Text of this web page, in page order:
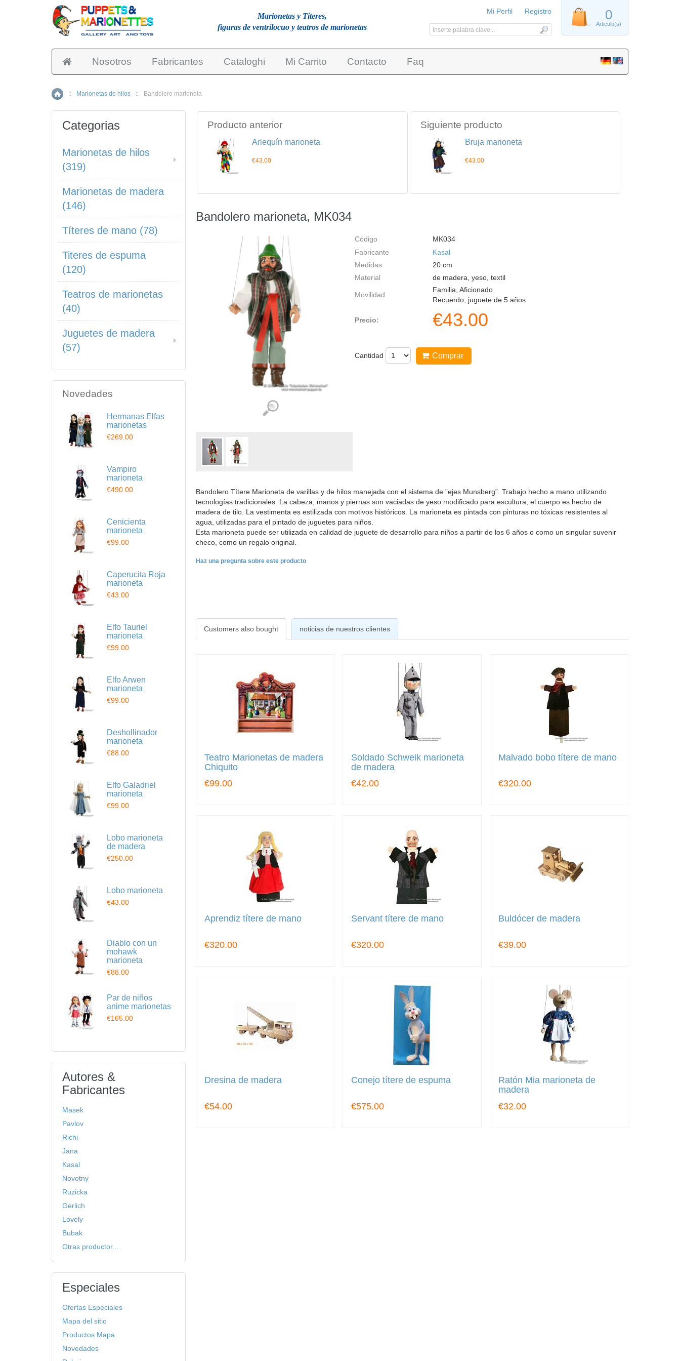
Nosotros Fabricantes Cataloghi Mi Carrito Contacto Faq
Inicio
:: Marionetas de hilos :: Bandolero marioneta
Producto anterior
Arlequín marioneta
€43.00
Siguiente producto
Bruja marioneta
€43.00
Bandolero marioneta, MK034
Código
MK034
Fabricante
Kasal
Medidas
20 cm
Material
de madera, yeso, textil
Movilidad
Familia, Aficionado
Recuerdo, juguete de 5 años
Precio: €43.00
Cantidad Comprar
Bandolero Títere Marioneta de varillas y de hilos manejada con el sistema de ”ejes Munsberg”. Trabajo hecho a mano utilizando
tecnologías tradicionales. La cabeza, manos y piernas son vaciadas de yeso modificado para escultura, el cuerpo es hecho de
madera de tilo. La vestimenta es estilizada con motivos históricos. La marioneta es pintada con pinturas no tóxicas resistentes al
agua, utilizadas para el pintado de juguetes para niños.
Esta marioneta puede ser utilizada en calidad de juguete de desarrollo para niños a partir de los 6 años o como un singular suvenir
checo, como un regalo original.
Haz una pregunta sobre este producto
Customers also bought noticias de nuestros clientes
Teatro Marionetas de madera
Chiquito
€99.00
Soldado Schweik marioneta
de madera
€42.00
Malvado bobo títere de mano
€320.00
Aprendiz títere de mano
€320.00
Servant títere de mano
€320.00
Buldócer de madera
€39.00
Dresina de madera
€54.00
Conejo títere de espuma
€575.00
Ratón Mia marioneta de
madera
€32.00
Categorias
Marionetas de hilos
(319)
Marionetas de madera
(146)
Títeres de mano (78)
Titeres de espuma
(120)
Teatros de marionetas
(40)
Juguetes de madera
(57)
Novedades
Hermanas Elfas
marionetas
€269.00
Vampiro
marioneta
€490.00
Cenicienta
marioneta
€99.00
Caperucita Roja
marioneta
€43.00
Elfo Tauriel
marioneta
€99.00
Elfo Arwen
marioneta
€99.00
Deshollinador
marioneta
€88.00
Elfo Galadriel
marioneta
€99.00
Lobo marioneta
de madera
€250.00
Lobo marioneta
€43.00
Diablo con un
mohawk
marioneta
€88.00
Par de niños
anime marionetas
€165.00
Autores &
Fabricantes
Masek
Pavlov
Richi
Jana
Kasal
Novotny
Ruzicka
Gerlich
Lovely
Bubak
Otras productor...
Especiales
Ofertas Especiales
Mapa del sitio
Productos Mapa
Novedades
Marionetas y Títeres,
figuras de ventrílocuo y teatros de marionetas
0
Articulo(s)
Mi Perfil Registro